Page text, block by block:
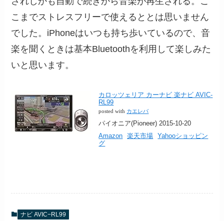
こまでストレスフリーで使えるととは思いません
でした。iPhoneはいつも持ち歩いているので、音
楽を聞くときは基本Bluetoothを利用して楽しみた
いと思います。
カロッツェリア カーナビ 楽ナビ AVIC-
RL99
posted with カエレバ
パイオニア(Pioneer) 2015-10-20
Amazon
楽天市場
Yahooショッピン
グ
ナビ AVIC−RL99